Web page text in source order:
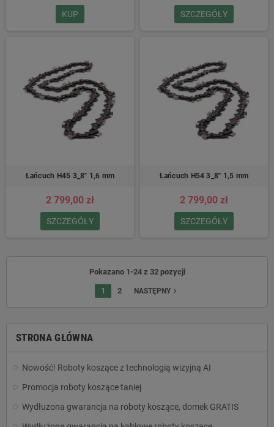
STRONA GŁÓWNA
Nowość! Roboty koszące z technologią wizyjną AI
Promocja roboty koszące taniej
Wydłużona gwarancja na roboty koszące, domek GRATIS
KUP SZCZEGÓŁY
Łańcuch H45 3_8″ 1,6 mm
2 799,00 zł
SZCZEGÓŁY
Łańcuch H54 3_8'' 1,5 mm
2 799,00 zł
SZCZEGÓŁY
Pokazano 1-24 z 32 pozycji
1 2 NASTĘPNY navigate_next